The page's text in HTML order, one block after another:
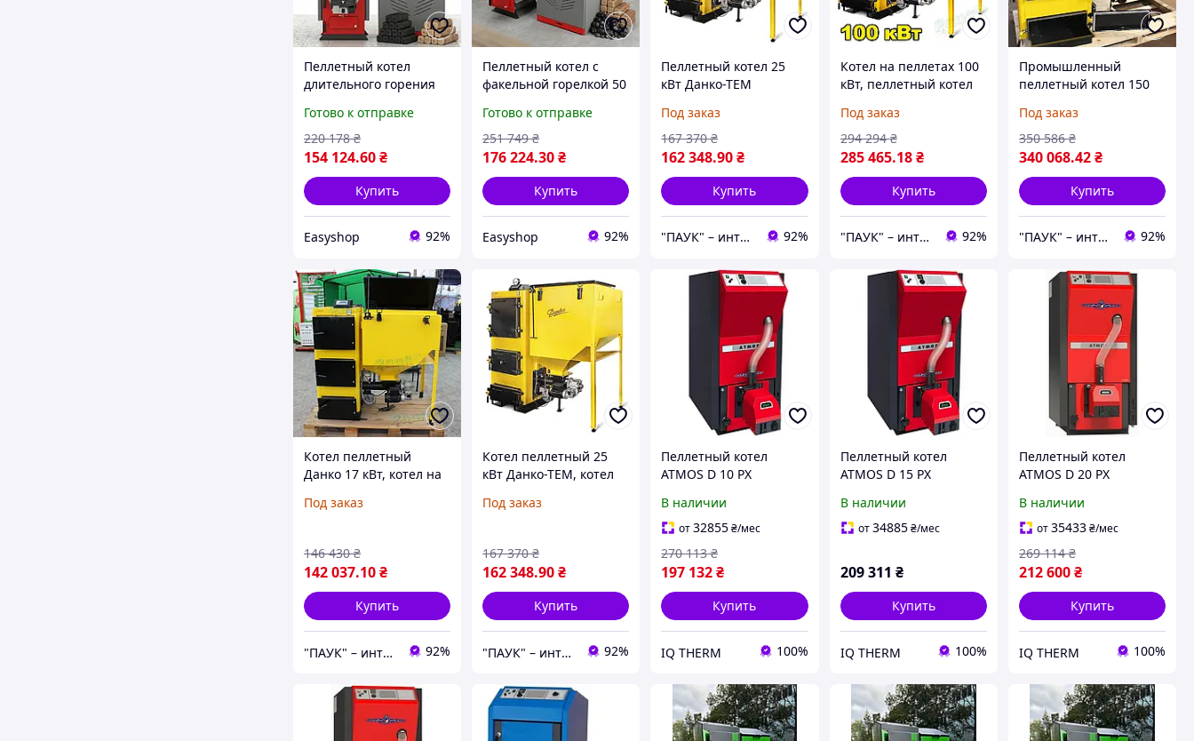
Пеллетный котел
длительного горения
Твердотопливный
котел с бункером /
Автоматический котел
для отопления
Готово к отправке
154 124.60₴
220 178 ₴
Купить
Easyshop 92%
Пеллетный котел с
факельной горелкой 50
Котел длительного
горения /
Автоматический
твердотопливный
котел
Готово к отправке
176 224.30₴
251 749 ₴
Купить
Easyshop 92%
Пеллетный котел 25
кВт Данко-ТЕМ
Под заказ
162 348.90₴
167 370 ₴
Купить
"ПАУК" – интернет-магазин торгового, складского, отопительного оборудования. 92%
Котел на пеллетах 100
кВт, пеллетный котел
"Данко ТЕМ"
Под заказ
285 465.18 ₴
294 294 ₴
Купить
"ПАУК" – интернет-магазин торгового, складского, отопительного оборудования. 92%
Промышленный
пеллетный котел 150
для пеллет
Под заказ
340 068.42₴
350 586 ₴
Купить
"ПАУК" – интернет-магазин торгового, складского, отопительного оборудования. 92%
Котел пеллетный
Данко 17 кВт, котел на
"Данко ТЕМ"
Под заказ
142 037.10₴
146 430 ₴
Купить
"ПАУК" – интернет-магазин торгового, складского, отопительного оборудования. 92%
Котел пеллетный 25
кВт Данко-ТЕМ, котел
для топлива
Под заказ
162 348.90₴
167 370 ₴
Купить
"ПАУК" – интернет-магазин торгового, складского, отопительного оборудования. 92%
Пеллетный котел
ATMOS D 10 PX
В наличии
от32855₴/мес
197 132₴
270 113 ₴
Купить
IQ THERM 100%
Пеллетный котел
ATMOS D 15 PX
В наличии
от34885 ₴/мес
209 311 ₴
Купить
IQ THERM 100%
Пеллетный котел
ATMOS D 20 PX
В наличии
от35433₴/мес
212 600₴
269 114 ₴
Купить
IQ THERM 100%